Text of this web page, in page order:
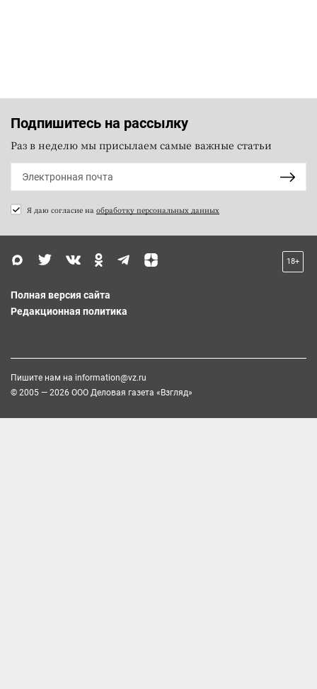
Подпишитесь на рассылку
Раз в неделю мы присылаем самые важные статьи
Я даю согласие на обработку персональных данных
18+
Полная версия сайта
Редакционная политика
Пишите нам на information@vz.ru
© 2005 — 2026 ООО Деловая газета «Взгляд»